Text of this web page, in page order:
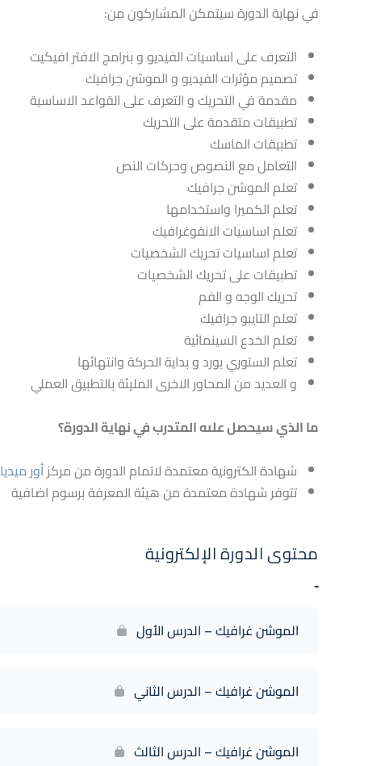
في نهاية الدورة سيتمكن المشاركون من:
التعرف على اساسيات الفيديو و بنرامج الافتر افيكيت
تصميم مؤثرات الفيديو و الموشن جرافيك
مقدمة في التحريك و التعرف على القواعد الاساسية
تطبيقات متقدمة على التحريك
تطبيقات الماسك
التعامل مع النصوص وحركات النص
تعلم الموشن جرافيك
تعلم الكميرا واستخدامها
تعلم اساسيات الانفوغرافيك
تعلم اساسيات تحريك الشخصيات
تطبيقات على تحريك الشخصيات
تحريك الوجه و الفم
تعلم التايبو جرافيك
تعلم الخدع السينمائية
تعلم الستوري بورد و بداية الحركة وانتهائها
و العديد من المحاور الاخرى المليئة بالتطبيق العملي
ما الذي سيحصل علىه المتدرب في نهاية الدورة؟
شهادة الكترونية معتمدة لاتمام الدورة من مركزأور ميديا
تتوفر شهادة معتمدة من هيئة المعرفة برسوم اضافية
محتوى الدورة الإلكترونية
-
الموشن غرافيك – الدرس الأول
الموشن غرافيك – الدرس الثاني
الموشن غرافيك – الدرس الثالث